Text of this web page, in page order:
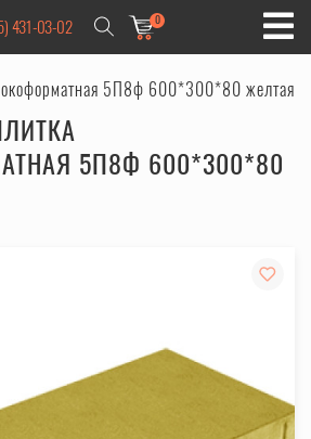
431-03-02 0
5П8ф 600*300*80 желтая
5П8Ф 600*300*80